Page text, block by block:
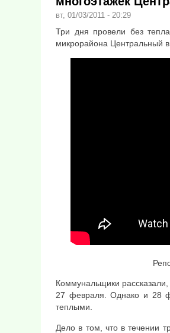
вт, 01/03/2011 - 20:29
Три дня провели без
микрорайона Центральный
Коммунальщики
27 февраля. Однако и 28
теплыми.
Дело в том, что в течении